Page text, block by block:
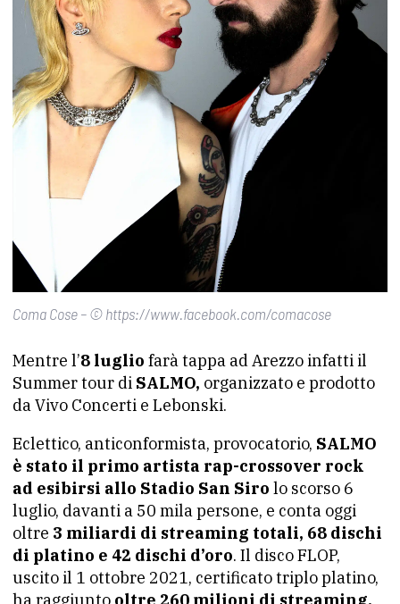
Coma Cose – © https://www.facebook.com/comacose
Mentre l’8 luglio farà tappa ad Arezzo infatti il
Summer tour di SALMO, organizzato e prodotto
da Vivo Concerti e Lebonski.
Eclettico, anticonformista, provocatorio, SALMO
è stato il primo artista rap-crossover rock
ad esibirsi allo Stadio San Siro lo scorso 6
luglio, davanti a 50 mila persone, e conta oggi
oltre 3 miliardi di streaming totali, 68 dischi
di platino e 42 dischi d’oro. Il disco FLOP,
uscito il 1 ottobre 2021, certificato triplo platino,